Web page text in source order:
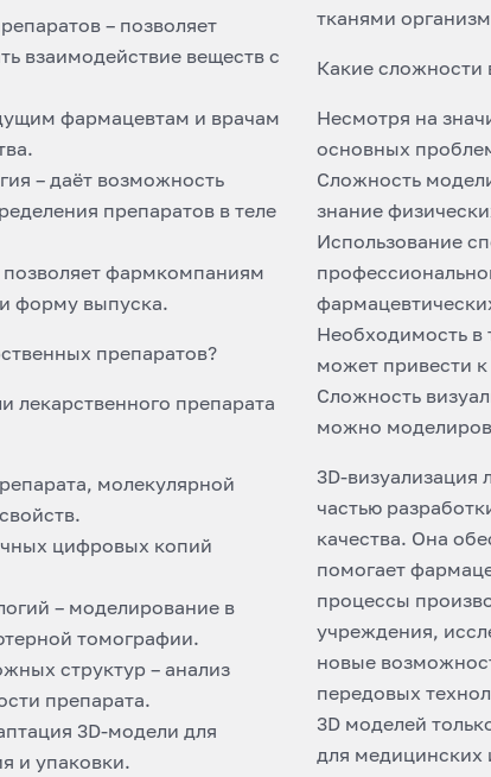
– позволяет
взаимодействие веществ с
фармацевтам и врачам
– даёт возможность
препаратов в теле
фармкомпаниям
форму выпуска.
препаратов?
лекарственного препарата
молекулярной
цифровых копий
– моделирование в
томографии.
структур – анализ
препарата.
3D-модели для
и упаковки.
тканями
Какие сложности
Несмотря на
основных
Сложность
знание
Использование
Необходимость в
может привести
Сложность
можно
3D-визуализация
частью
качества. Она
помогает
процессы
учреждения,
новые
передовых
3D моделей
для медицинских